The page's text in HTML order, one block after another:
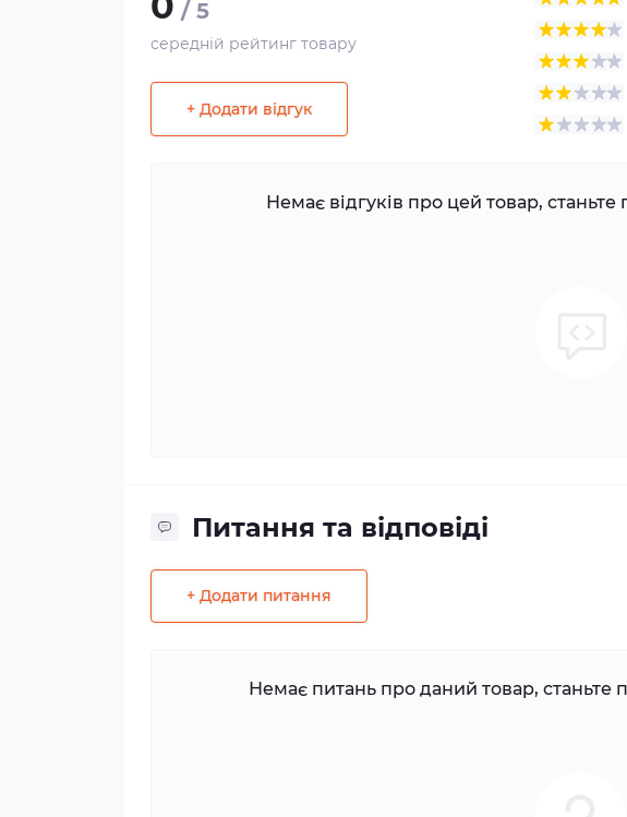
/ 5
середній рейтинг товару
+ Додати відгук
Немає відгуків про цей товар,
Питання та відповіді
+ Додати питання
Немає питань про даний товар, станьте